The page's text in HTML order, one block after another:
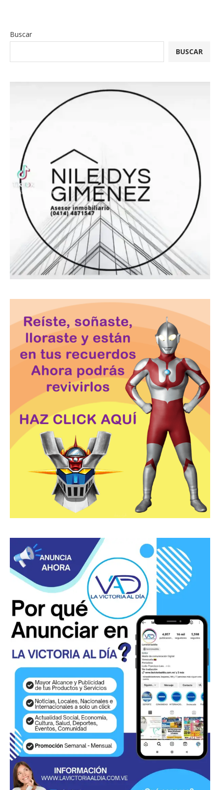
La Victoria Al Día y La Prof. Cristell...
La Seccional del Colegio Nacional de Periodistas
en...
03/12/2025
Vecinos de La Mora 2 Denuncian Contaminación
Ambiental
07/11/2025
Fundación Niños Cantores de La Victoria y sus...
30/09/2025
Estudiantes de Comunicación Social U B V de...
Buscar
BUSCAR